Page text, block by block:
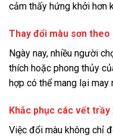
cảm thấy hứng khởi hơn
Thay đổi màu sơn
Ngày nay, nhiều người
thích hoặc phong thủy
hợp có thể mang lại may
Khắc phục các vết
Việc đổi màu không chỉ